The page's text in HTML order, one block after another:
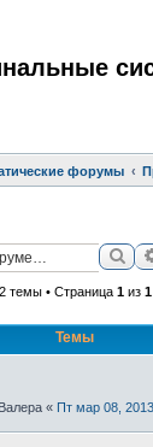
форумы
2 темы • Страница 1из 1
Темы
Валера « Пт мар 08,